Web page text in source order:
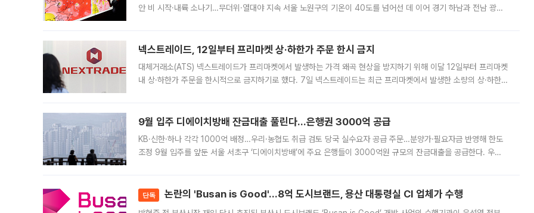
안 비 시작·내륙 소나기…무더위·열대야 지속 서울 노원구의 기온이 40도를 넘어선 데 이어 경기 하남과 전남 광양
넥스트레이드, 12일부터 프리마켓 상·하한가 주문 한시 금지
대체거래소(ATS) 넥스트레이드가 프리마켓에서 발생하는 가격 왜곡 현상을 방지하기 위해 이달 12일부터 프리마켓
내 상·하한가 주문을 한시적으로 금지하기로 했다. 7일 넥스트레이드는 최근 프리마켓에서 발생한 소량의 상·하한
9월 입주 디에이치방배 잔금대출 풀린다…은행권 3000억 공급
KB·신한·하나 각각 1000억 배정…우리·농협도 취급 검토 당국 실수요자 공급 주문…분양가·필요자금 반영해 한도
조정 9월 입주를 앞둔 서울 서초구 ‘디에이치방배’에 주요 은행들이 3000억원 규모의 잔금대출을 공급한다. 우리
단독 논란의 'Busan is Good'…8억 도시브랜드, 용산 대통령실 CI 업체가 수행